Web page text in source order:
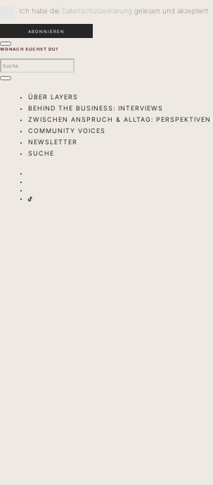
Ich habe die Datenschutzerklärung gelesen und akzeptiert.
WONACH SUCHST DU?
ÜBER LAYERS
BEHIND THE BUSINESS: INTERVIEWS
ZWISCHEN ANSPRUCH & ALLTAG: PERSPEKTIVEN
COMMUNITY VOICES
NEWSLETTER
SUCHE